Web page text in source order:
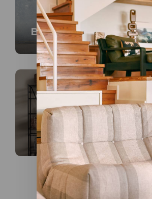
Boîtes de
Ranger et
les grands
vue.
Choisissez
juste ce